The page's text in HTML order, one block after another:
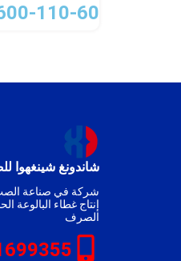
110-60
شاندونغ شينغهوا
إنتاج غطاء البالوعة
الصرف
86+